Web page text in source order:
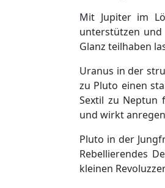
Mit Jupiter im
unterstützen
Glanz teilhaben
Uranus in der
zu Pluto einen
Sextil zu Neptun
und wirkt
Pluto in der
Rebellierendes
kleinen